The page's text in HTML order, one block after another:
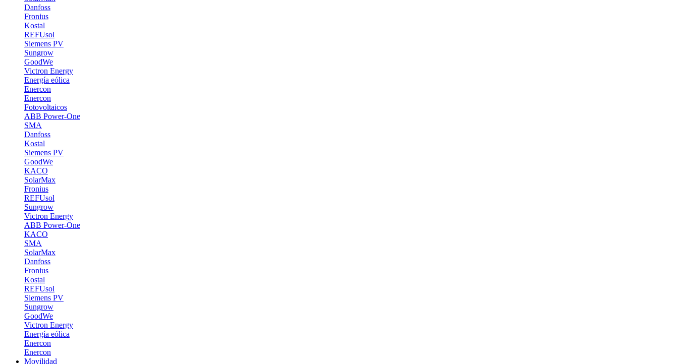
Danfoss
Fronius
Kostal
REFUsol
Siemens PV
Sungrow
GoodWe
Victron Energy
Energía eólica
Enercon
Enercon
Fotovoltaicos
ABB Power-One
SMA
Danfoss
Kostal
Siemens PV
GoodWe
KACO
SolarMax
Fronius
REFUsol
Sungrow
Victron Energy
ABB Power-One
KACO
SMA
SolarMax
Danfoss
Fronius
Kostal
REFUsol
Siemens PV
Sungrow
GoodWe
Victron Energy
Energía eólica
Enercon
Enercon
Movilidad